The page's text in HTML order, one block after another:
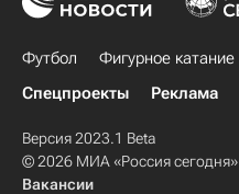
Футбол Фигурное катание
Спецпроекты
Реклама
Версия 2023.1 Beta
© 2026 МИА «Россия сегодня»
Вакансии